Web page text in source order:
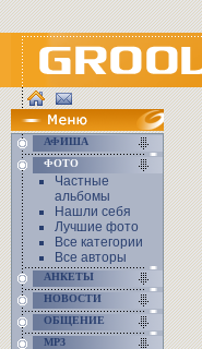
АФИША
ФОТО
Частные
альбомы
Нашли себя
Лучшие фото
Все категории
Все авторы
АНКЕТЫ
НОВОСТИ
ОБЩЕНИЕ
MP3